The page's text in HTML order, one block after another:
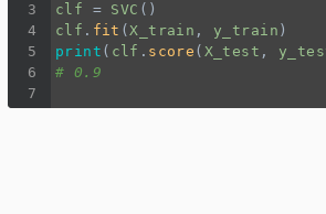
3
clf = SVC ()
4
clf . fit (X_train , y_train )
5
print ( clf . score ( X_test ,
6
# 0.9
7